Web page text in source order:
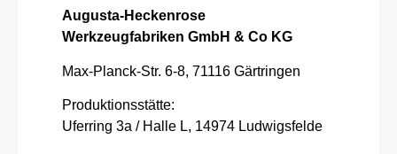
Augusta-Heckenrose
Werkzeugfabriken GmbH & Co KG
Max-Planck-Str. 6-8, 71116 Gärtringen
Produktionsstätte:
Uferring 3a / Halle L, 14974 Ludwigsfelde